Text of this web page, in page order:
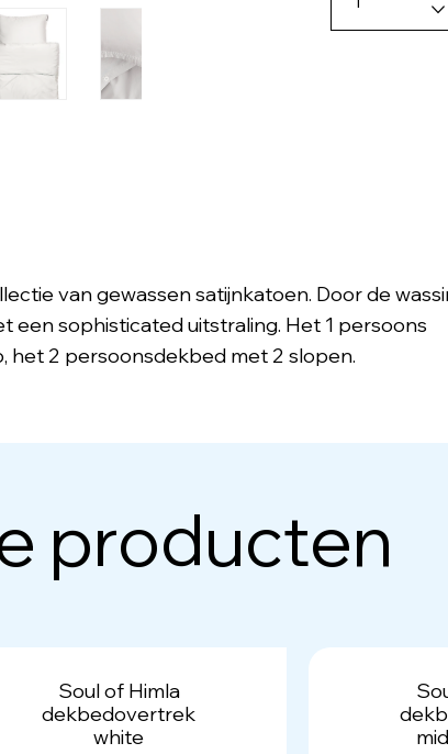
van gewassen satijnkatoen. Door de
sophisticated uitstraling. Het 1 persoons
2 persoonsdekbed met 2 slopen.
producten
Soul of Himla
dekbedovertrek
white